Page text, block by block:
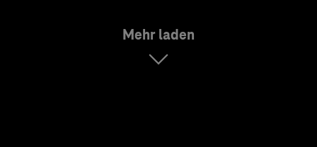
Mehr laden